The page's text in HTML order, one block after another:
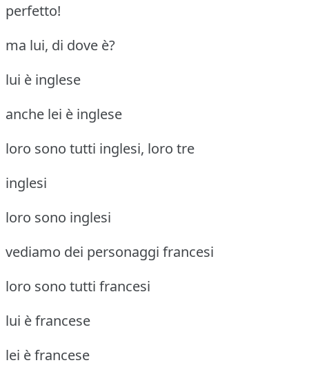
perfetto!
ma lui, di dove è?
lui è inglese
anche lei è inglese
loro sono tutti inglesi, loro tre
inglesi
loro sono inglesi
vediamo dei personaggi francesi
loro sono tutti francesi
lui è francese
lei è francese